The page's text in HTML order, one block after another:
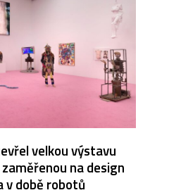
velkou výstavu
na design
v době robotů